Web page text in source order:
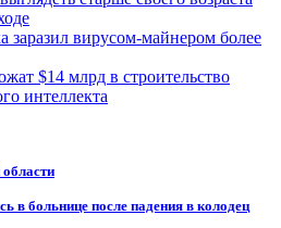
заразил вирусом-майнером более
$14 млрд в строительство
интеллекта
в больнице после падения в колодец